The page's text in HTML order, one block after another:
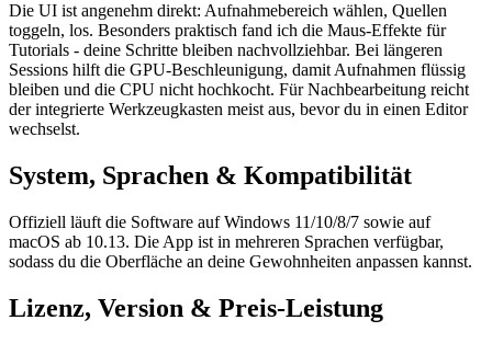
Die UI ist angenehm direkt: Aufnahmebereich wählen, Quellen
toggeln, los. Besonders praktisch fand ich die Maus-Effekte für
Tutorials - deine Schritte bleiben nachvollziehbar. Bei längeren
Sessions hilft die GPU-Beschleunigung, damit Aufnahmen flüssig
bleiben und die CPU nicht hochkocht. Für Nachbearbeitung reicht
der integrierte Werkzeugkasten meist aus, bevor du in einen Editor
wechselst.
System, Sprachen & Kompatibilität
Offiziell läuft die Software auf Windows 11/10/8/7 sowie auf
macOS ab 10.13. Die App ist in mehreren Sprachen verfügbar,
sodass du die Oberfläche an deine Gewohnheiten anpassen kannst.
Lizenz, Version & Preis-Leistung